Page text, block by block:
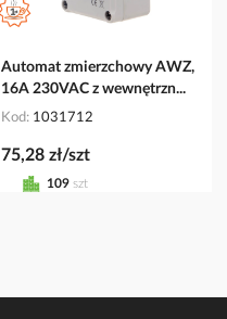
Automat zmierzchowy AWZ,
16A 230VAC z wewnętrzn...
Kod 1031712
75,28 zł/szt
109 szt